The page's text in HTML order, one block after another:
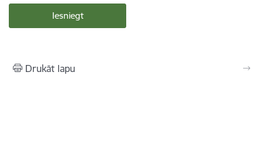
Drukāt lapu